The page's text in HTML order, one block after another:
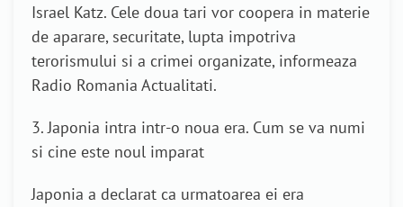
Israel Katz. Cele doua tari vor coopera in materie
de aparare, securitate, lupta impotriva
terorismului si a crimei organizate, informeaza
Radio Romania Actualitati.
3. Japonia intra intr-o noua era. Cum se va numi
si cine este noul imparat
Japonia a declarat ca urmatoarea ei era